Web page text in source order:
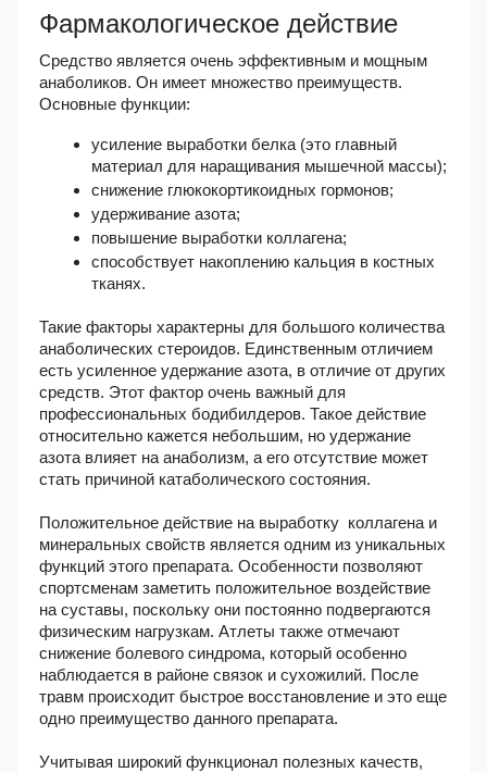
Фармакологическое действие
Средство является очень эффективным и мощным
анаболиков. Он имеет множество преимуществ.
Основные функции:
усиление выработки белка (это главный
материал для наращивания мышечной массы);
снижение глюкокортикоидных гормонов;
удерживание азота;
повышение выработки коллагена;
способствует накоплению кальция в костных
тканях.
Такие факторы характерны для большого количества
анаболических стероидов. Единственным отличием
есть усиленное удержание азота, в отличие от других
средств. Этот фактор очень важный для
профессиональных бодибилдеров. Такое действие
относительно кажется небольшим, но удержание
азота влияет на анаболизм, а его отсутствие может
стать причиной катаболического состояния.
Положительное действие на выработку коллагена и
минеральных свойств является одним из уникальных
функций этого препарата. Особенности позволяют
спортсменам заметить положительное воздействие
на суставы, поскольку они постоянно подвергаются
физическим нагрузкам. Атлеты также отмечают
снижение болевого синдрома, который особенно
наблюдается в районе связок и сухожилий. После
травм происходит быстрое восстановление и это еще
одно преимущество данного препарата.
Учитывая широкий функционал полезных качеств,